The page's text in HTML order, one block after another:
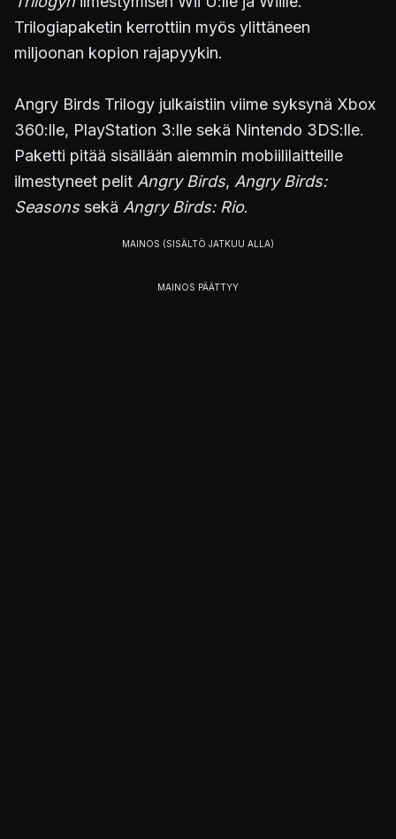
Trilogiapaketin kerrottiin myös ylittäneen
miljoonan kopion rajapyykin.
Angry Birds Trilogy julkaistiin viime syksynä Xbox
360:lle, PlayStation 3:lle sekä Nintendo 3DS:lle.
Paketti pitää sisällään aiemmin mobiililaitteille
ilmestyneet pelit Angry Birds, Angry Birds:
Seasonssekä Angry Birds: Rio.